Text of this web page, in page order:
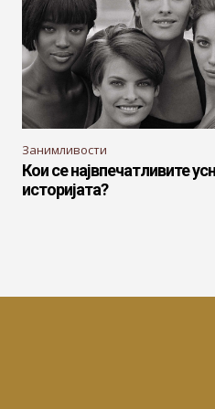
Занимливости
Кои се највпечатливите
историјата?